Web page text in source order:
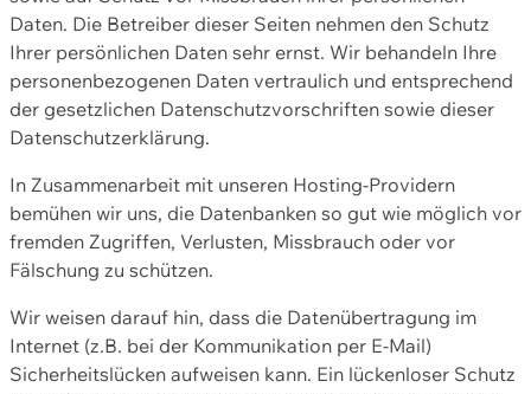
Daten. Die Betreiber dieser Seiten nehmen den Schutz
Ihrer persönlichen Daten sehr ernst. Wir behandeln Ihre
personenbezogenen Daten vertraulich und entsprechend
der gesetzlichen Datenschutzvorschriften sowie dieser
Datenschutzerklärung.
In Zusammenarbeit mit unseren Hosting-Providern
bemühen wir uns, die Datenbanken so gut wie möglich vor
fremden Zugriffen, Verlusten, Missbrauch oder vor
Fälschung zu schützen.
Wir weisen darauf hin, dass die Datenübertragung im
Internet (z.B. bei der Kommunikation per E-Mail)
Sicherheitslücken aufweisen kann. Ein lückenloser Schutz